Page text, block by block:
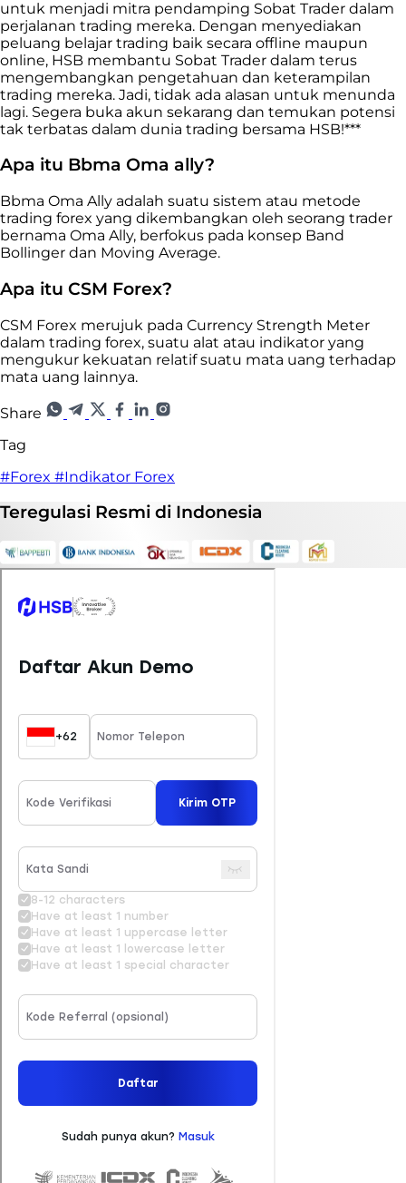
untuk menjadi mitra pendamping Sobat Trader dalam
perjalanan trading mereka. Dengan menyediakan
peluang belajar trading baik secara offline maupun
online, HSB membantu Sobat Trader dalam terus
mengembangkan pengetahuan dan keterampilan
trading mereka. Jadi, tidak ada alasan untuk menunda
lagi. Segera buka akun sekarang dan temukan potensi
tak terbatas dalam dunia trading bersama HSB!***
Apa itu Bbma Oma ally?
Bbma Oma Ally adalah suatu sistem atau metode
trading forex yang dikembangkan oleh seorang trader
bernama Oma Ally, berfokus pada konsep Band
Bollinger dan Moving Average.
Apa itu CSM Forex?
CSM Forex merujuk pada Currency Strength Meter
dalam trading forex, suatu alat atau indikator yang
mengukur kekuatan relatif suatu mata uang terhadap
mata uang lainnya.
Share
Tag
#Forex #Indikator Forex
Teregulasi Resmi di Indonesia